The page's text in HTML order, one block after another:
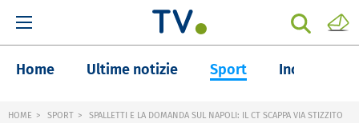
Home Ultime notizie Sport Inchieste
HOME SPORT SPALLETTI E LA DOMANDA SUL NAPOLI: IL CT SCAPPA VIA STIZZITO